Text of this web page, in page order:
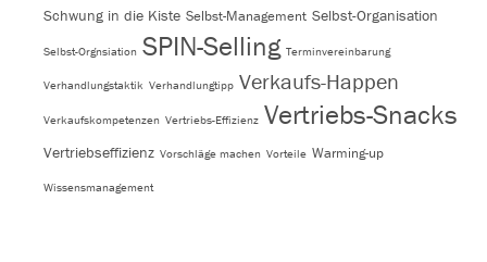
Schwung in die Kiste Selbst-Management Selbst-Organisation
Selbst-Orgnsiation SPIN-Selling Terminvereinbarung
Verhandlungstaktik Verhandlungtipp Verkaufs-Happen
Verkaufskompetenzen Vertriebs-Effizienz Vertriebs-Snacks
Vertriebseffizienz Vorschläge machen Vorteile Warming-up
Wissensmanagement